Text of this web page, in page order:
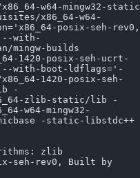
w64-mingw32-static
x86_64-w64-
posix-seh-rev0,
--with-
mingw-builds
1420-posix-seh-ucrt-
--with-boot-ldflags='-
1420-posix-seh-
-
zlib-static/lib -
w64-mingw32-
-static-libstdc++
zlib
seh-rev0, Built by